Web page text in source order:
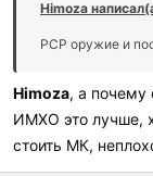
и
Himoza
PCP оружие и
Himoza, а почему
ИМХО это лучше,
стоить МК,